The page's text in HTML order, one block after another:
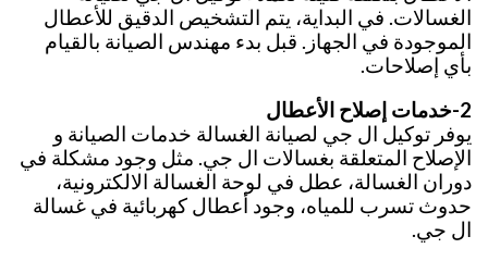
الغسالات. في البداية، يتم التشخيص الدقيق للأعطال
الموجودة في الجهاز. قبل بدء مهندس الصيانة بالقيام
بأي إصلاحات.
2-خدمات إصلاح الأعطال
يوفر توكيل ال جي لصيانة الغسالة خدمات الصيانة و
الإصلاح المتعلقة بغسالات ال جي. مثل وجود مشكلة في
دوران الغسالة، عطل في لوحة الغسالة الالكترونية،
حدوث تسرب للمياه، وجود أعطال كهربائية في غسالة
ال جي.